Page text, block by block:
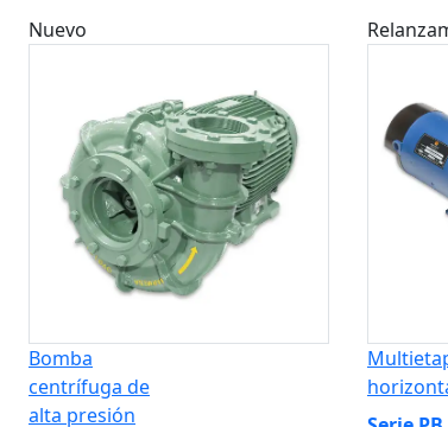
Nuevo
Bomba
centrífuga de
alta presión